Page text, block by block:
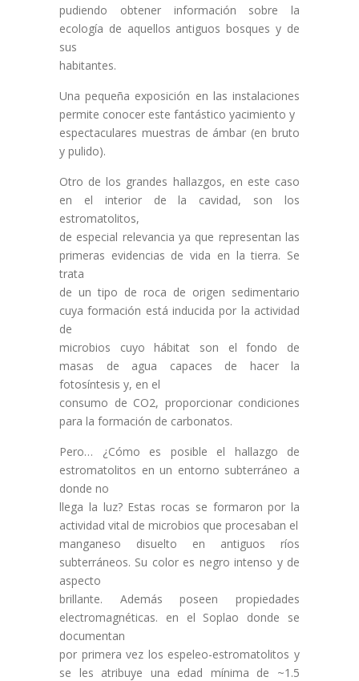
pudiendo obtener información sobre la
ecología de aquellos antiguos bosques y de
sus
habitantes.
Una pequeña exposición en las instalaciones
permite conocer este fantástico yacimiento y
espectaculares muestras de ámbar (en bruto
y pulido).
Otro de los grandes hallazgos, en este caso
en el interior de la cavidad, son los
estromatolitos,
de especial relevancia ya que representan las
primeras evidencias de vida en la tierra. Se
trata
de un tipo de roca de origen sedimentario
cuya formación está inducida por la actividad
de
microbios cuyo hábitat son el fondo de
masas de agua capaces de hacer la
fotosíntesis y, en el
consumo de CO2, proporcionar condiciones
para la formación de carbonatos.
Pero… ¿Cómo es posible el hallazgo de
estromatolitos en un entorno subterráneo a
donde no
llega la luz? Estas rocas se formaron por la
actividad vital de microbios que procesaban el
manganeso disuelto en antiguos ríos
subterráneos. Su color es negro intenso y de
aspecto
brillante. Además poseen propiedades
electromagnéticas. en el Soplao donde se
documentan
por primera vez los espeleo-estromatolitos y
se les atribuye una edad mínima de ~1.5